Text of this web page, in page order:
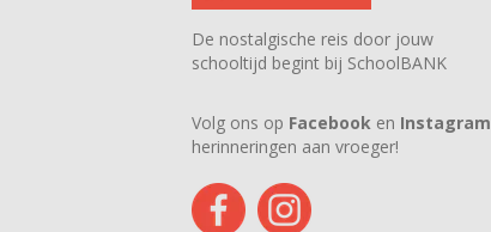
De nostalgische reis door jouw
schooltijd begint bij SchoolBANK
Volg ons op Facebook en Instagram
herinneringen aan vroeger!